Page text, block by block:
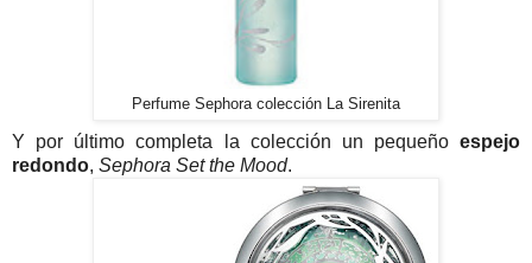
Perfume Sephora colección La Sirenita
Y por último completa la colección un pequeño espejo
redondo, Sephora Set the Mood.